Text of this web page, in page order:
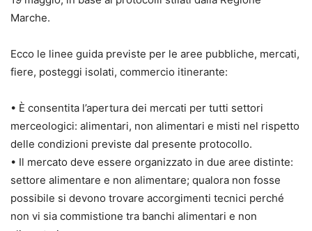
Marche.
Ecco le linee guida previste per le aree pubbliche, mercati,
fiere, posteggi isolati, commercio itinerante:
• È consentita l’apertura dei mercati per tutti settori
merceologici: alimentari, non alimentari e misti nel rispetto
delle condizioni previste dal presente protocollo.
• Il mercato deve essere organizzato in due aree distinte:
settore alimentare e non alimentare; qualora non fosse
possibile si devono trovare accorgimenti tecnici perché
non vi sia commistione tra banchi alimentari e non